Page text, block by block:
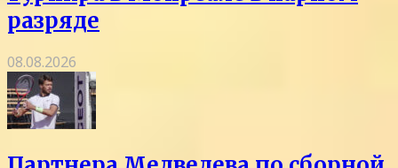
разряде
08.08.2026